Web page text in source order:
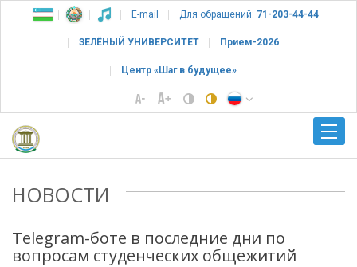
E-mail Для обращений: 71-203-44-44
ЗЕЛЁНЫЙ УНИВЕРСИТЕТ Прием-2026
Центр «Шаг в будущее»
НОВОСТИ
Telegram-боте в последние дни по
вопросам студенческих общежитий